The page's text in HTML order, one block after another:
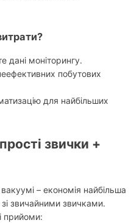
дані моніторингу.
побутових
для найбільших
звички +
– економія найбільша
звичайними звичками.
прийоми: